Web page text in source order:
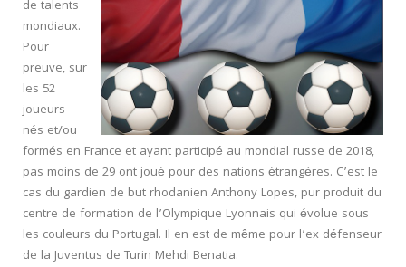
de talents
mondiaux.
Pour
preuve, sur
les 52
joueurs
nés et/ou
formés en France et ayant participé au mondial russe de 2018,
pas moins de 29 ont joué pour des nations étrangères. C’est le
cas du gardien de but rhodanien Anthony Lopes, pur produit du
centre de formation de l’Olympique Lyonnais qui évolue sous
les couleurs du Portugal. Il en est de même pour l’ex défenseur
de la Juventus de Turin Mehdi Benatia.